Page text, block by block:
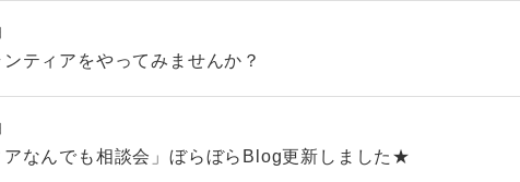
ティアをやってみませんか？
アなんでも相談会」ぼらぼらBlog更新しました★